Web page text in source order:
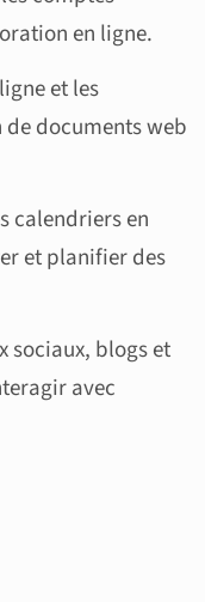
en ligne.
et les
documents web
calendriers en
et planifier des
sociaux, blogs et
avec